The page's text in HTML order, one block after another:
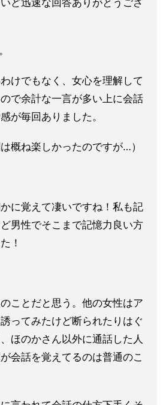
ど迅速な回答ありがとうござ
けでもなく、女心を理解して
ので余計な一言が多い上に会話
が毎回ありました。
概ね楽しかったのですが…）
に覚えて凄いですね！私も記
ど男性でそこまで記憶力良い方
！
のことだと思う。他の女性はア
誘ってみたけど断られたりはぐ
ほのかさん以外に通話した人
会話を覚えてるのは普通のこ